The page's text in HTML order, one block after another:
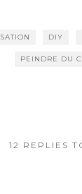
DIY
PEINDRE DU
12 REPLIES